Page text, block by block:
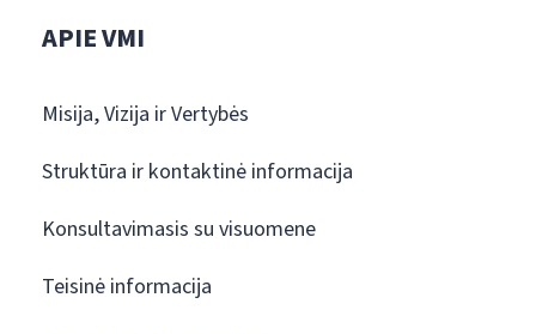
APIE VMI
Misija, Vizija ir Vertybės
Struktūra ir kontaktinė informacija
Konsultavimasis su visuomene
Teisinė informacija